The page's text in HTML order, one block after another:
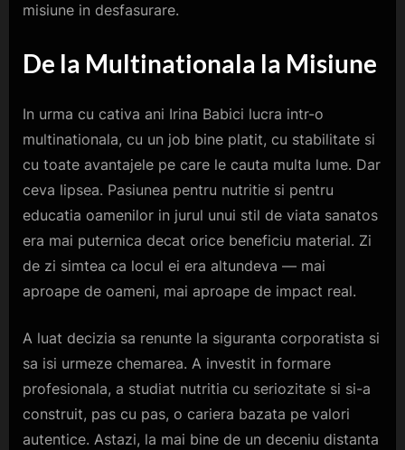
misiune in desfasurare.
De la Multinationala la Misiune
In urma cu cativa ani Irina Babici lucra intr-o
multinationala, cu un job bine platit, cu stabilitate si
cu toate avantajele pe care le cauta multa lume. Dar
ceva lipsea. Pasiunea pentru nutritie si pentru
educatia oamenilor in jurul unui stil de viata sanatos
era mai puternica decat orice beneficiu material. Zi
de zi simtea ca locul ei era altundeva — mai
aproape de oameni, mai aproape de impact real.
A luat decizia sa renunte la siguranta corporatista si
sa isi urmeze chemarea. A investit in formare
profesionala, a studiat nutritia cu seriozitate si si-a
construit, pas cu pas, o cariera bazata pe valori
autentice. Astazi, la mai bine de un deceniu distanta